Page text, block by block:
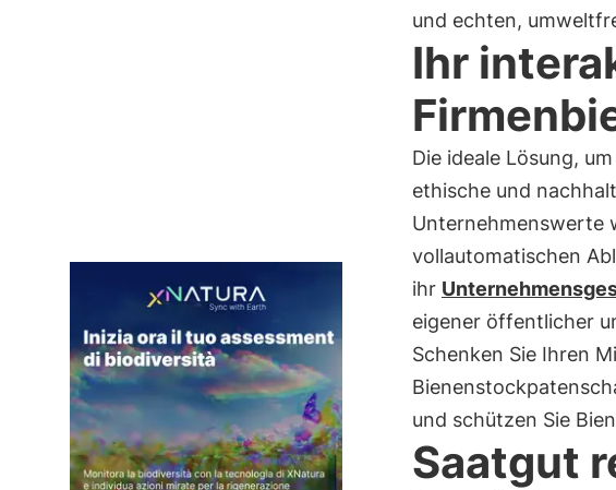
und echten,
Ihr
Die ideale Lösung,
ethische und
Unternehmenswerte
vollautomatischen
ihr
eigener öffentlicher
Schenken Sie Ihren
und schützen Sie
Saatgut